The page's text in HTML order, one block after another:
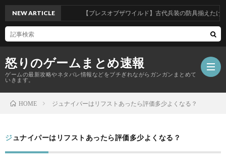
怒りのゲームまとめ速報
ゲームの最新攻略やネタバレ情報などをブチぎれながらガンガンまとめて
いきます。
NEW ARTICLE 【ブレスオブザワイルド】古代兵装の防具揃えたけ
HOME ジュナイパーはリフストあったら評価多少よくなる？
ジュナイパーはリフストあったら評価多少よくなる？